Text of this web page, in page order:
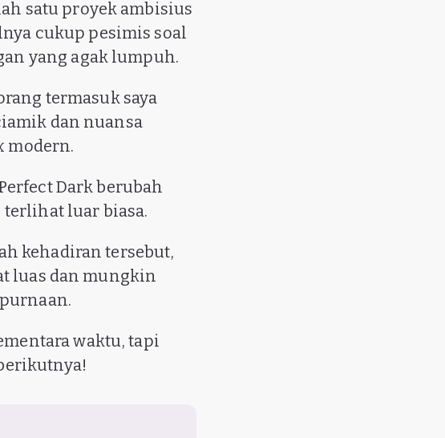
satu proyek ambisius
cukup pesimis soal
yang agak lumpuh.
termasuk saya
dan nuansa
modern.
Dark berubah
luar biasa.
kehadiran tersebut,
luas dan mungkin
waktu, tapi